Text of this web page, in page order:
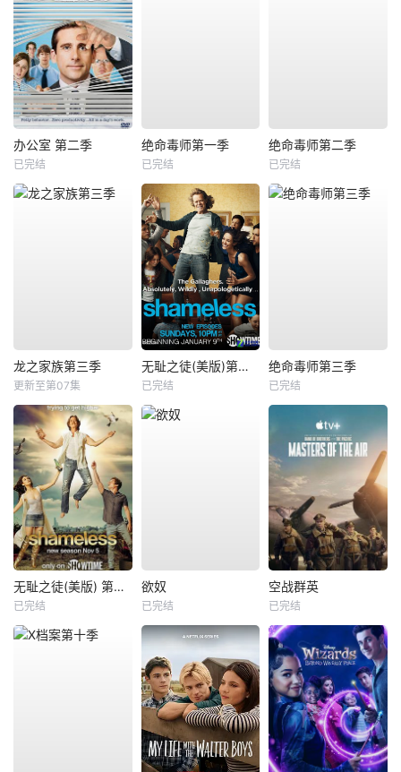
办公室 第二季
已完结
绝命毒师第一季
已完结
绝命毒师第二季
已完结
龙之家族第三季
更新至第07集
无耻之徒(美版)第一季
已完结
绝命毒师第三季
已完结
无耻之徒(美版) 第八季
已完结
欲奴
已完结
空战群英
已完结